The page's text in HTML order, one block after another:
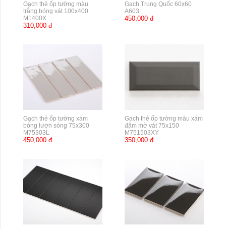
Gạch thẻ ốp tường màu
trắng bóng vát 100x400
M1400X
310,000 đ
Gạch Trung Quốc 60x60
A603
450,000 đ
Gạch thẻ ốp tường xám
bóng lượn sóng 75x300
M75303L
450,000 đ
Gạch thẻ ốp tường màu xám
đậm mờ vát 75x150
M751503XY
350,000 đ